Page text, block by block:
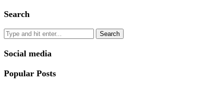
Search
Search
Social media
Popular Posts